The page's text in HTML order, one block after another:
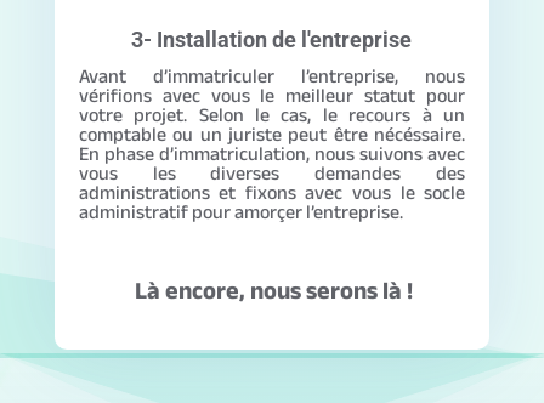
3- Installation de l'entreprise
Avant d’immatriculer l’entreprise, nous
vérifions avec vous le meilleur statut pour
votre projet. Selon le cas, le recours à un
comptable ou un juriste peut être nécéssaire.
En phase d’immatriculation, nous suivons avec
vous les diverses demandes des
administrations et fixons avec vous le socle
administratif pour amorçer l’entreprise.
Là encore, nous serons là !